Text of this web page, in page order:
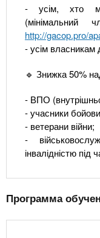
- усім, хто
(мінімальний
http://gacop.pro/
- усім власникам
🔹 Знижка 50%
- ВПО
- учасники
- ветерани війни;
-
інвалідністю
Программа